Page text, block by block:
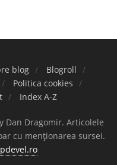
blog
Blogroll
Politica cookies
Index A-Z
Dan Dragomir. Articolele
cu menționarea sursei.